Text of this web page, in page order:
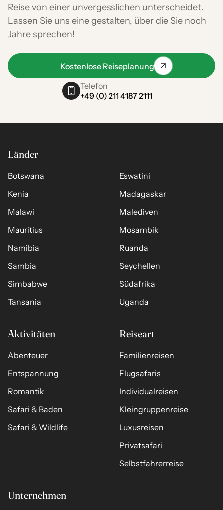
Reise von einer unvergesslichen unterscheidet.
Lassen Sie uns eine gestalten, über die Sie noch
Jahre sprechen!
Kostenlose Reiseplanung
Telefon
+49 (0) 211 4187 2111
Länder
Botswana
Eswatini
Kenia
Madagaskar
Malawi
Malediven
Mauritius
Mosambik
Namibia
Ruanda
Sambia
Seychellen
Simbabwe
Südafrika
Tansania
Uganda
Aktivitäten
Abenteuer
Entspannung
Romantik
Safari & Baden
Safari & Wildlife
Reiseart
Familienreisen
Flugsafaris
Individualreisen
Kleingruppenreise
Luxusreisen
Privatsafari
Selbstfahrerreise
Unternehmen